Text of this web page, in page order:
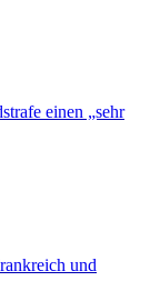
einen „sehr
und